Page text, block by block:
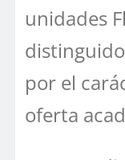
unidades
por el
oferta